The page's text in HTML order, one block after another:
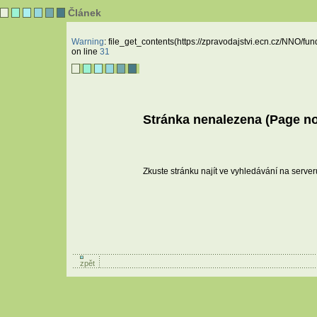
Článek
Warning: file_get_contents(https://zpravodajstvi.ecn.cz/NNO/
on line 31
Stránka nenalezena (Page
Zkuste stránku najít ve vyhledávání na
zpět